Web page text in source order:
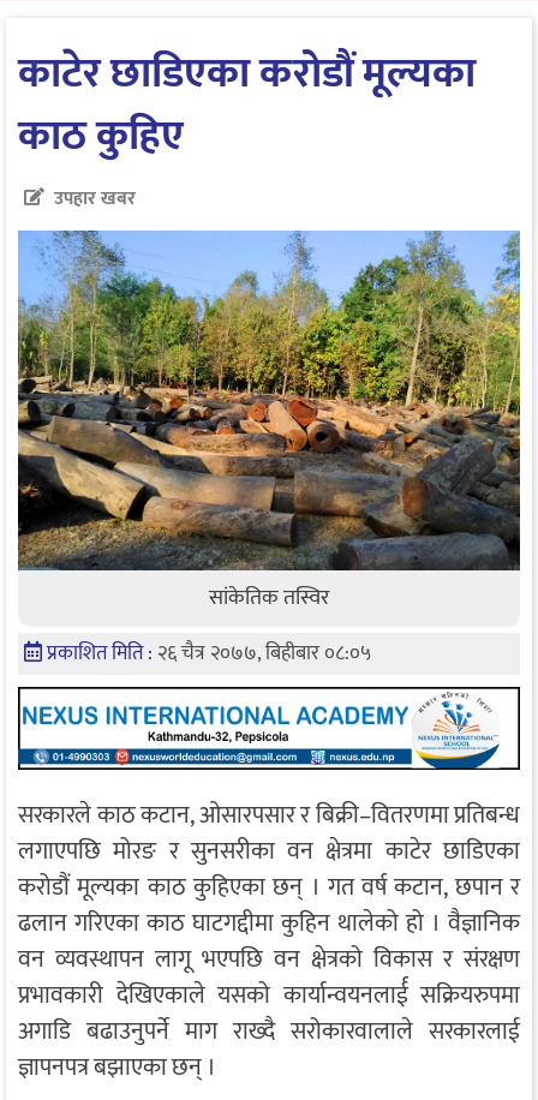
काटेर छाडिएका करोडौं मूल्यका
काठ कुहिए
उपहार खबर
सांकेतिक तस्विर
प्रकाशित मिति : २६ चैत्र २०७७, बिहीबार ०८:०५
सरकारले काठ कटान, ओसारपसार र बिक्री–वितरणमा प्रतिबन्ध
लगाएपछि मोरङ र सुनसरीका वन क्षेत्रमा काटेर छाडिएका
करोडौं मूल्यका काठ कुहिएका छन् । गत वर्ष कटान, छपान र
ढलान गरिएका काठ घाटगद्दीमा कुहिन थालेको हो । वैज्ञानिक
वन व्यवस्थापन लागू भएपछि वन क्षेत्रको विकास र संरक्षण
प्रभावकारी देखिएकाले यसको कार्यान्वयनलार्ई सक्रियरुपमा
अगाडि बढाउनुपर्ने माग राख्दै सरोकारवालाले सरकारलाई
ज्ञापनपत्र बझाएका छन् ।